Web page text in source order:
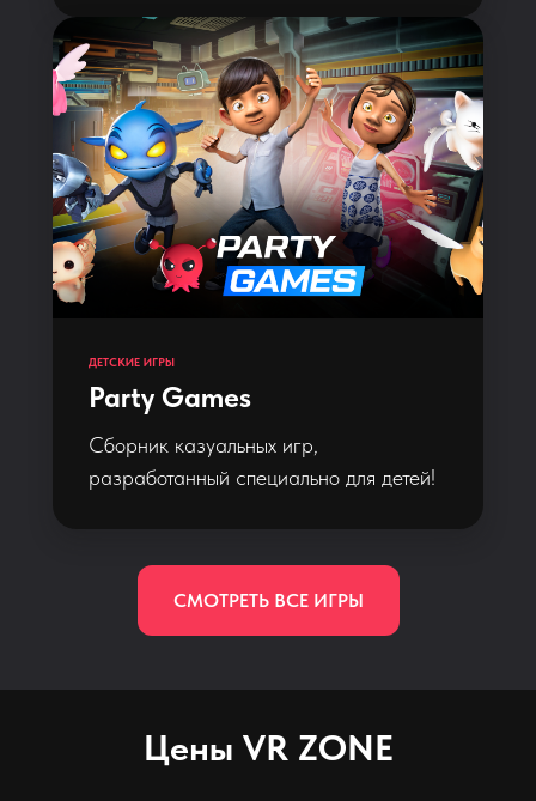
ДЕТСКИЕ ИГРЫ
Party Games
Сборник казуальных игр,
разработанный специально для детей!
СМОТРЕТЬ ВСЕ ИГРЫ
Цены VR ZONE